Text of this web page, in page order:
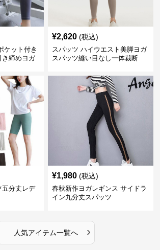
ケット付き
き締めヨガ
¥2,620 (税込)
スパッツ ハイウエスト美脚ヨガ
スパッツ縫い目なし一体裁断
五分丈レデ
¥1,980 (税込)
春秋新作ヨガレギンス サイドラ
イン九分丈スパッツ
人気アイテム一覧へ ›